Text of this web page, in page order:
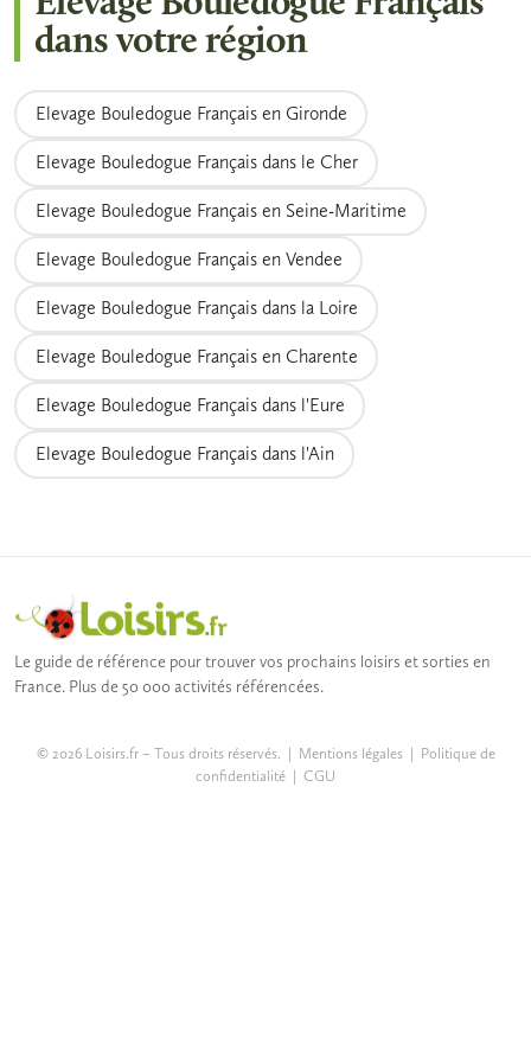
également obligatoire selon la réglementation
en vigueur en France.
euros. Ce tarif reflète les coûts de
nourriture et de sociabilisation des chiots
dans des conditions respectueuses du bien-
être animal.
dans votre région
Elevage Bouledogue Français en Gironde
Elevage Bouledogue Français dans le Cher
Elevage Bouledogue Français en Seine-Maritime
Elevage Bouledogue Français en Vendee
Elevage Bouledogue Français dans la Loire
Elevage Bouledogue Français en Charente
Elevage Bouledogue Français dans l'Eure
Elevage Bouledogue Français dans l'Ain
Le guide de référence pour trouver vos prochains loisirs et sorties en
France. Plus de 50 000 activités référencées.
© 2026 Loisirs.fr – Tous droits réservés. | Mentions légales| Politique de
confidentialité | CGU